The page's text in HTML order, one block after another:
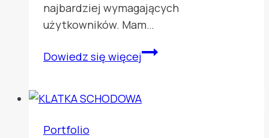
najbardziej wymagających
użytkowników. Mam…
Dowiedz się więcejSYPIALNIA
Portfolio